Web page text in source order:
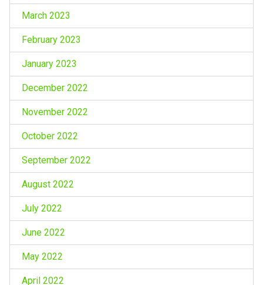
March 2023
February 2023
January 2023
December 2022
November 2022
October 2022
September 2022
August 2022
July 2022
June 2022
May 2022
April 2022